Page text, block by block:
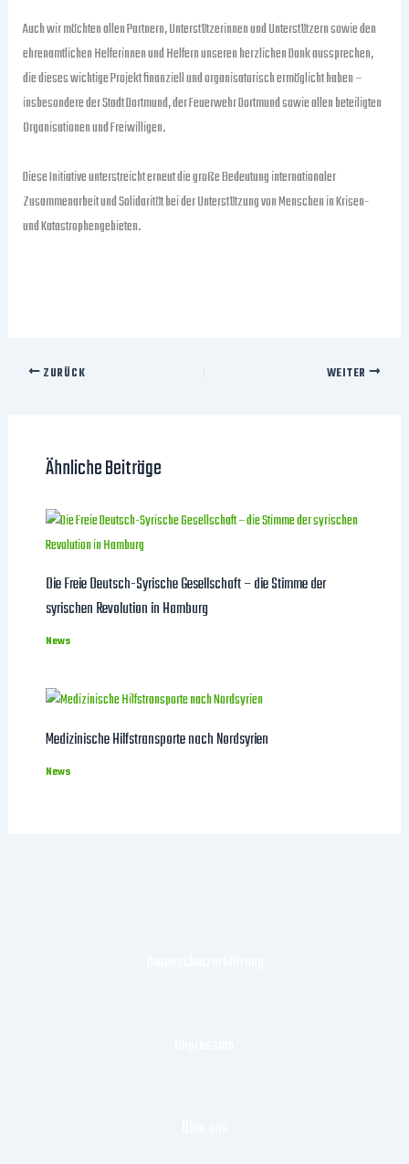
Auch wir möchten allen Partnern, Unterstützerinnen und Unterstützern sowie den
ehrenamtlichen Helferinnen und Helfern unseren herzlichen Dank aussprechen,
die dieses wichtige Projekt finanziell und organisatorisch ermöglicht haben –
insbesondere der Stadt Dortmund, der Feuerwehr Dortmund sowie allen beteiligten
Organisationen und Freiwilligen.
Diese Initiative unterstreicht erneut die große Bedeutung internationaler
Zusammenarbeit und Solidarität bei der Unterstützung von Menschen in Krisen-
und Katastrophengebieten.
ZURÜCK WEITER
Ähnliche Beiträge
Die Freie Deutsch-Syrische Gesellschaft – die Stimme der
syrischen Revolution in Hamburg
News
Medizinische Hilfstransporte nach Nordsyrien
News